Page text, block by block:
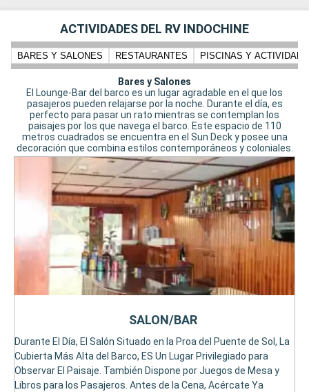
ACTIVIDADES DEL RV INDOCHINE
BARES Y SALONES RESTAURANTES PISCINAS Y
Bares y Salones
El Lounge-Bar del barco es un lugar agradable en el que los
pasajeros pueden relajarse por la noche. Durante el día, es
perfecto para pasar un rato mientras se contemplan los
paisajes por los que navega el barco. Este espacio de 110
metros cuadrados se encuentra en el Sun Deck y posee una
decoración que combina estilos contemporáneos y coloniales.
Durante El Día, El Salón Situado en la Proa del Puente de Sol, La
Cubierta Más Alta del Barco, ES Un Lugar Privilegiado para
Observar El Paisaje. También Dispone por Juegos de Mesa y
Libros para los Pasajeros. Antes de la Cena, Acércate Ya
SALON/BAR